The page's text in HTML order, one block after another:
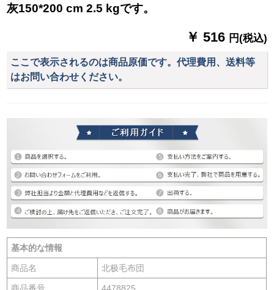
灰150*200 cm 2.5 kgです。
￥ 516 円(税込)
ここで表示されるのは商品原価です。代理費用、送料等
はお問い合わせください。
基本的な情報
商品名 北极毛布団